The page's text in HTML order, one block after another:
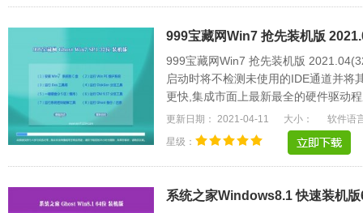
999宝藏网Win7 抢先装机版
999宝藏网Win7 抢先装机版
启动时将不检测未使用的IDE通道并将
更快,集成市面上最新最全的硬件驱动
速方便，支持一.....
更新日期： 2021-04-11 大小：
软件语
星级：
系统之家Windows8.1 快速装机